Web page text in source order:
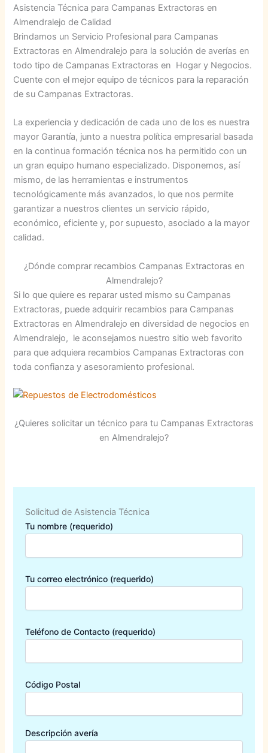
Asistencia Técnica para Campanas Extractoras en
Almendralejo de Calidad
Brindamos un Servicio Profesional para Campanas
Extractoras en Almendralejo para la solución de averías en
todo tipo de Campanas Extractoras en Hogar y Negocios.
Cuente con el mejor equipo de técnicos para la reparación
de su Campanas Extractoras.
La experiencia y dedicación de cada uno de los es nuestra
mayor Garantía, junto a nuestra política empresarial basada
en la continua formación técnica nos ha permitido con un
un gran equipo humano especializado. Disponemos, así
mismo, de las herramientas e instrumentos
tecnológicamente más avanzados, lo que nos permite
garantizar a nuestros clientes un servicio rápido,
económico, eficiente y, por supuesto, asociado a la mayor
calidad.
¿Dónde comprar recambios Campanas Extractoras en
Almendralejo?
Si lo que quiere es reparar usted mismo su Campanas
Extractoras, puede adquirir recambios para Campanas
Extractoras en Almendralejo en diversidad de negocios en
Almendralejo, le aconsejamos nuestro sitio web favorito
para que adquiera recambios Campanas Extractoras con
toda confianza y asesoramiento profesional.
¿Quieres solicitar un técnico para tu Campanas Extractoras
en Almendralejo?
Solicitud de Asistencia Técnica
Tu nombre (requerido)
Tu correo electrónico (requerido)
Teléfono de Contacto (requerido)
Código Postal
Descripción avería